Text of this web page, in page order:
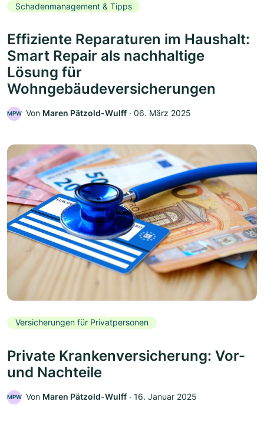
Schadenmanagement & Tipps
Effiziente Reparaturen im Haushalt:
Smart Repair als nachhaltige
Lösung für
Wohngebäudeversicherungen
MPW Von Maren Pätzold-Wulff ‧ 06. März 2025
Versicherungen für Privatpersonen
Private Krankenversicherung: Vor-
und Nachteile
MPW Von Maren Pätzold-Wulff ‧ 16. Januar 2025